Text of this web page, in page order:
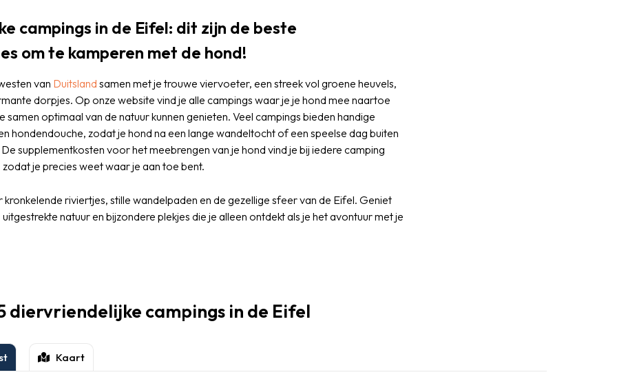
campings in de Eifel: dit zijn de beste
om te kamperen met de hond!
van Duitsland samen met je trouwe viervoeter, een streek vol groene heuvels,
dorpjes. Op onze website vind je alle campings waar je je hond mee naartoe
samen optimaal van de natuur kunnen genieten. Veel campings bieden handige
hondendouche, zodat je hond na een lange wandeltocht of een speelse dag buiten
supplementkosten voor het meebrengen van je hond vind je bij iedere camping
je precies weet waar je aan toe bent.
riviertjes, stille wandelpaden en de gezellige sfeer van de Eifel. Geniet
natuur en bijzondere plekjes die je alleen ontdekt als je het avontuur met je
diervriendelijke campings in de Eifel
Kaart